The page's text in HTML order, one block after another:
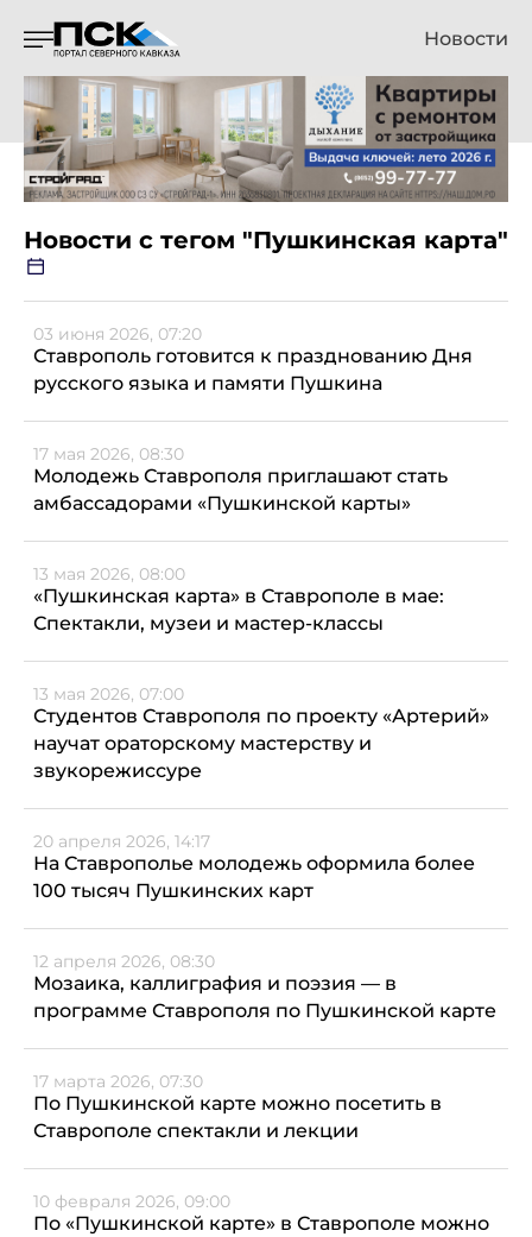
Новости
Новости с тегом "Пушкинская карта"
03 июня 2026, 07:20
Ставрополь готовится к празднованию Дня
русского языка и памяти Пушкина
17 мая 2026, 08:30
Молодежь Ставрополя приглашают стать
амбассадорами «Пушкинской карты»
13 мая 2026, 08:00
«Пушкинская карта» в Ставрополе в мае:
Спектакли, музеи и мастер-классы
13 мая 2026, 07:00
Студентов Ставрополя по проекту «Артерий»
научат ораторскому мастерству и
звукорежиссуре
20 апреля 2026, 14:17
На Ставрополье молодежь оформила более
100 тысяч Пушкинских карт
12 апреля 2026, 08:30
Мозаика, каллиграфия и поэзия — в
программе Ставрополя по Пушкинской карте
17 марта 2026, 07:30
По Пушкинской карте можно посетить в
Ставрополе спектакли и лекции
10 февраля 2026, 09:00
По «Пушкинской карте» в Ставрополе можно